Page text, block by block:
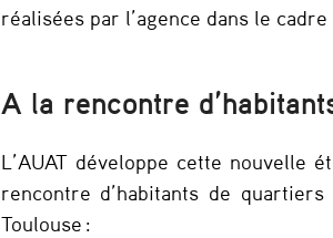
t
d
e
s
réalisées par l’agence dans le cadre
A la rencontre
L’AUAT développe cette nouvelle
rencontre d’habitants de
Toulouse :